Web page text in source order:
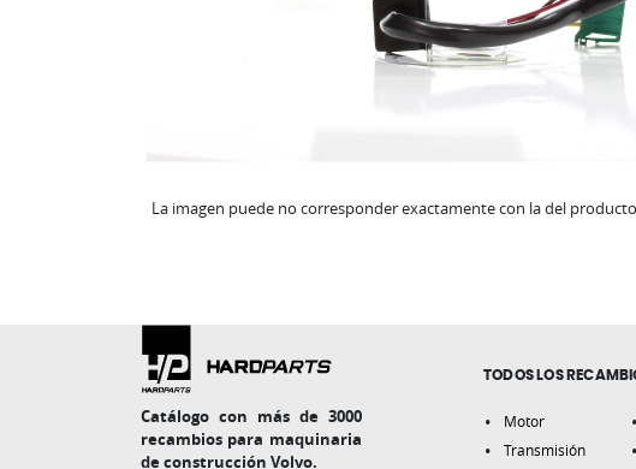
La imagen puede no corresponder exactamente con la del
Catálogo con más de 3000
recambios para maquinaria
de construcción Volvo.
TODOS LOS
Motor
Transmisión